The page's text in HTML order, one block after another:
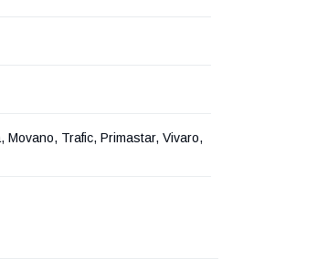
Movano, Trafic, Primastar, Vivaro,